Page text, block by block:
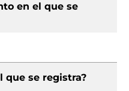
en el que se
que se registra?